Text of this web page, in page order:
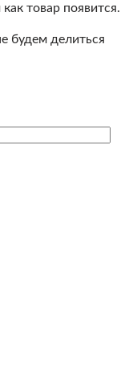
товар появится.
будем делиться